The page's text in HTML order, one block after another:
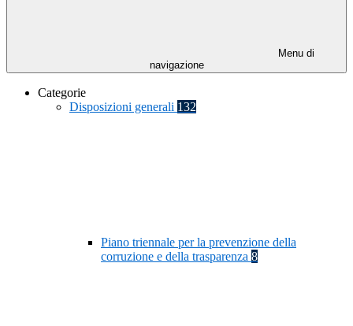
Menu di
navigazione
Categorie
Disposizioni generali 132
Piano triennale per la prevenzione della
corruzione e della trasparenza 8